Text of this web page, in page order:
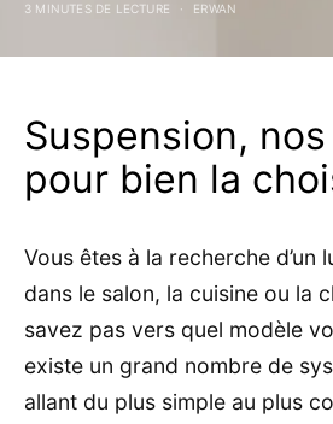
3 MINUTES DE LECTURE ERWAN
Suspension,
pour bien la
Vous êtes à la recherche d’un
dans le salon, la cuisine ou la
savez pas vers quel modèle
existe un grand nombre de
allant du plus simple au plus